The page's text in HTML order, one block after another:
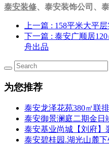
泰安装修、泰安装饰公司、
上一篇 : 158平米大平
下一篇 : 泰安广顺居
舟出品
为您推荐
泰安龙泽花苑380㎡联
泰安御景澜庭二期金日
泰安基业尚城【刘府】
泰安碧桂园.湖光山麓